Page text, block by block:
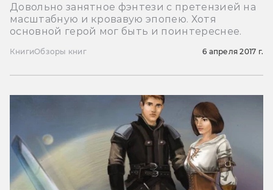
Довольно занятное фэнтези с претензией на
масштабную и кровавую эпопею. Хотя
основной герой мог быть и поинтереснее.
КнигиОбзоры книг 6 апреля 2017 г.